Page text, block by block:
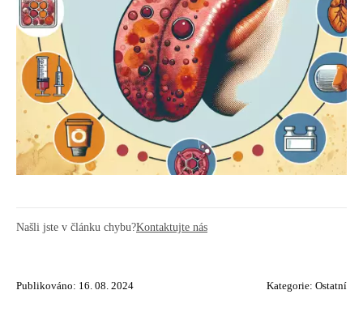
Našli jste v článku chybu?Kontaktujte nás
Publikováno: 16. 08. 2024 Kategorie: Ostatní